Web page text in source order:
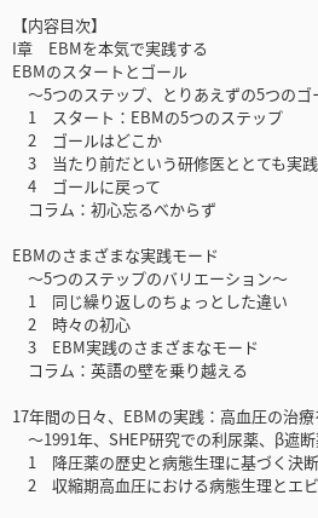
【内容目次】
I章 EBMを本気で実践する
EBMのスタートとゴール
～5つのステップ、とりあえずの5つのゴ
1 スタート：EBMの5つのステップ
2 ゴールはどこか
3 当たり前だという研修医ととても実
4 ゴールに戻って
コラム：初心忘るべからず
EBMのさまざまな実践モード
～5つのステップのバリエーション～
1 同じ繰り返しのちょっとした違い
2 時々の初心
3 EBM実践のさまざまなモード
コラム：英語の壁を乗り越える
17年間の日々、EBMの実践：高血圧の治療
～1991年、SHEP研究での利尿薬、β遮
1 降圧薬の歴史と病態生理に基づく決断
2 収縮期高血圧における病態生理とエ